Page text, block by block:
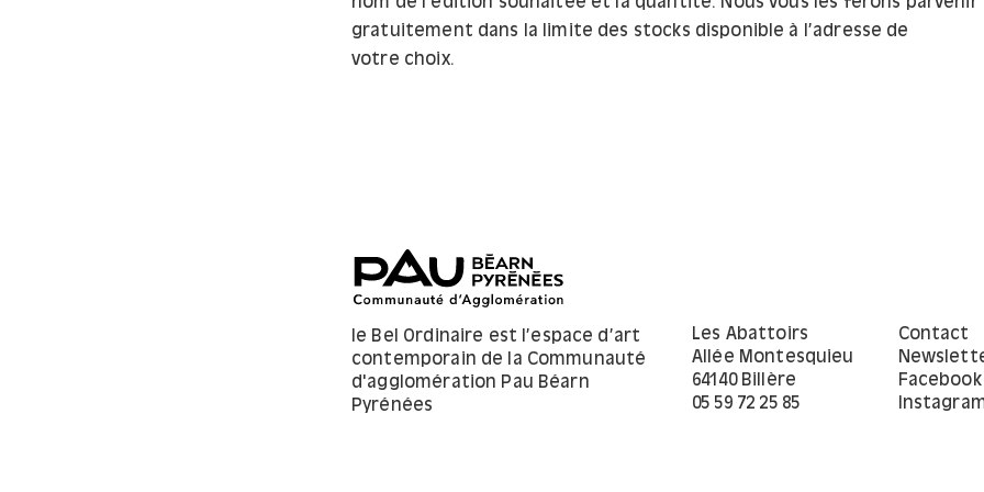
gratuitement dans la limite des stocks disponible à l’adresse de
votre choix.
le Bel Ordinaire est l’espace d’art
contemporain de la Communauté
d'agglomération Pau Béarn
Pyrénées
Les Abattoirs
Allée Montesquieu
64140 Billère
05 59 72 25 85
Contact
Facebook